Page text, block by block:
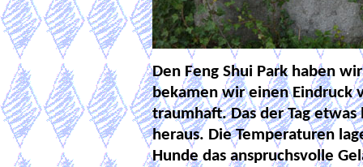
Den Feng Shui Park haben
bekamen wir einen Eindruck
traumhaft. Das der Tag
heraus. Die Temperaturen
Hunde das anspruchsvolle